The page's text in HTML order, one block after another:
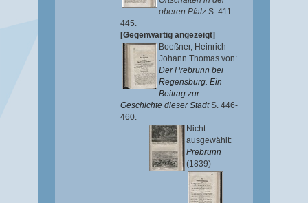
oberen Pfalz S. 411-
445.
[Gegenwärtig angezeigt]
Boeßner, Heinrich
Johann Thomas von:
Der Prebrunn bei
Regensburg. Ein
Beitrag zur
Geschichte dieser StadtS. 446-
460.
Nicht
ausgewählt:
Prebrunn
(1839)